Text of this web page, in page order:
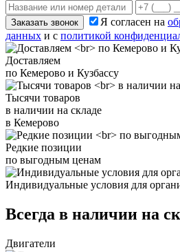
Заказать звонок Я согласен на
данных и с политикой
Доставляем
по Кемерово и Кузбассу
Тысячи товаров
в наличии на складе
в Кемерово
Редкие позиции
по выгодным ценам
Индивидуальные условия для
Всегда в наличии на
Двигатели